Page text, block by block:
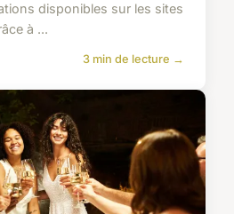
disponibles sur les sites
à ...
3 min de lecture →